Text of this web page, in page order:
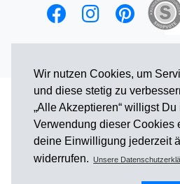
Wir nutzen Cookies, um
und diese stetig zu
„Alle Akzeptieren“ willigst Du
Verwendung dieser Cookies
deine Einwilligung jederzeit
widerrufen.
Unsere